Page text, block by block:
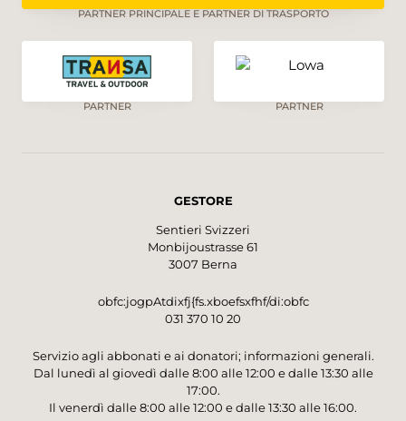
PARTNER PRINCIPALE E PARTNER DI TRASPORTO
PARTNER PARTNER
GESTORE
Sentieri Svizzeri
Monbijoustrasse 61
3007 Berna
obfc:jogpAtdixfj{fs.xboefsxfhf/di:obfc
031 370 10 20
Servizio agli abbonati e ai donatori; informazioni generali.
Dal lunedì al giovedì dalle 8:00 alle 12:00 e dalle 13:30 alle
17:00.
Il venerdì dalle 8:00 alle 12:00 e dalle 13:30 alle 16:00.